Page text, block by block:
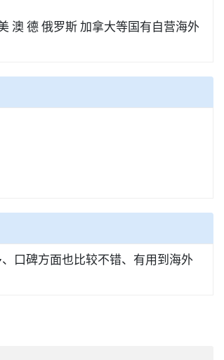
澳 德 俄罗斯 加拿大等国有自营海外
口碑方面也比较不错、有用到海外